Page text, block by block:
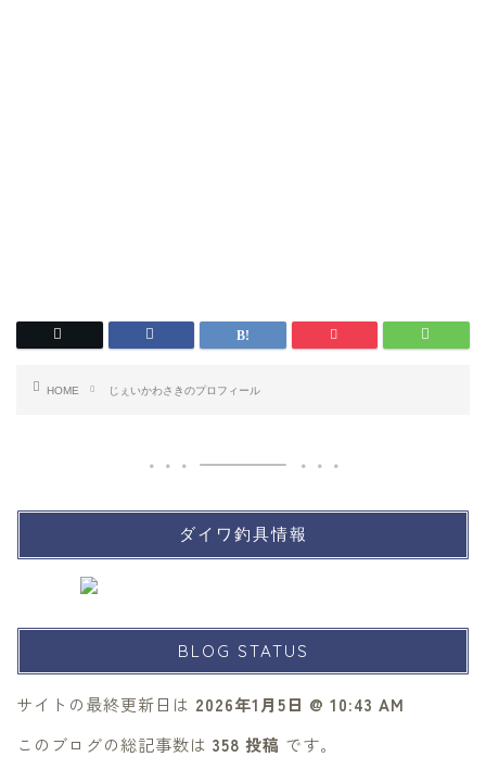
HOME じぇいかわさきのプロフィール
ダイワ釣具情報
BLOG STATUS
サイトの最終更新日は 2026年1月5日 @ 10:43 AM
このブログの総記事数は 358 投稿 です。